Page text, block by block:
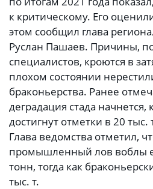
к критическому. Его
этом сообщил глава
Руслан Пашаев. Причины,
специалистов, кроются в
плохом состоянии
браконьерства. Ранее
деградация стада начнется,
достигнут отметки в 20 тыс.
Глава ведомства отметил,
промышленный лов воблы
тонн, тогда как
тыс. т.